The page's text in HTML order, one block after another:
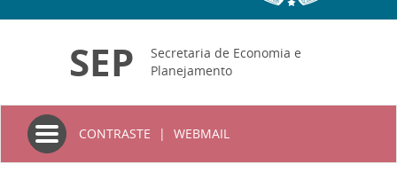
SEP
Secretaria de Economia e
Planejamento
Toggle
navigation
CONTRASTE | WEBMAIL